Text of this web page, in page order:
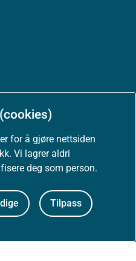
for å gjøre nettsiden
Vi lagrer aldri
deg som person.
Tilpass